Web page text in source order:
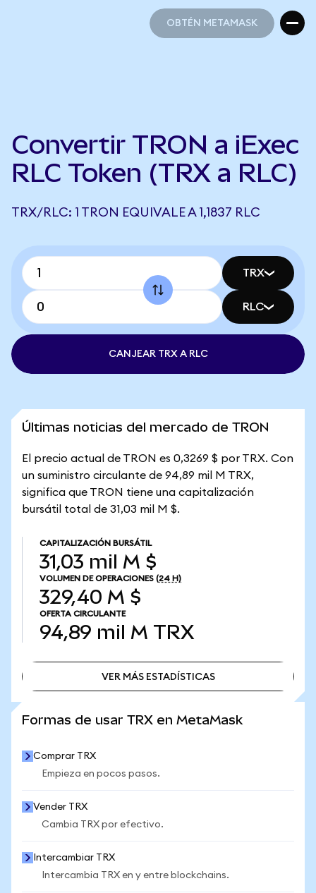
OBTÉN METAMASK
Convertir TRON a iExec
RLC Token (TRX a RLC)
TRX/RLC: 1 TRON EQUIVALE A 1,1837 RLC
TRX
RLC
CANJEAR TRX A RLC
Últimas noticias del mercado de TRON
El precio actual de TRON es 0,3269 $ por TRX. Con
un suministro circulante de 94,89 mil M TRX,
significa que TRON tiene una capitalización
bursátil total de 31,03 mil M $.
CAPITALIZACIÓN BURSÁTIL
31,03 mil M $
VOLUMEN DE OPERACIONES (24 H)
329,40 M $
OFERTA CIRCULANTE
94,89 mil M TRX
VER MÁS ESTADÍSTICAS
Formas de usar TRX en MetaMask
Comprar TRX
Empieza en pocos pasos.
Vender TRX
Cambia TRX por efectivo.
Intercambiar TRX
Intercambia TRX en y entre blockchains.